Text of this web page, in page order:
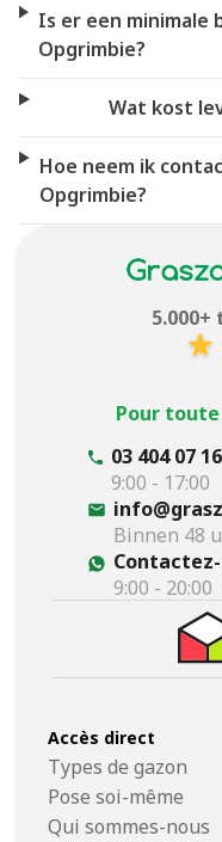
Is er een minimale
Opgrimbie?
Wat kost
Hoe neem ik
Opgrimbie?
Pour
03 404 07 16
9:00 - 17:00
Binnen 48
9:00 - 20:00
Accès direct
Types de gazon
Pose soi-même
Qui sommes-nous